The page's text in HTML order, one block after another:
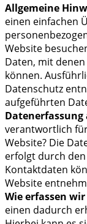
Allgemeine
einen einfachen
Website
Daten, mit
können.
Datenschutz
aufgeführten
Datenerfassung
verantwortlich
Website? Die
erfolgt durch
Kontaktdaten
Website
Wie erfassen
einen dadurch